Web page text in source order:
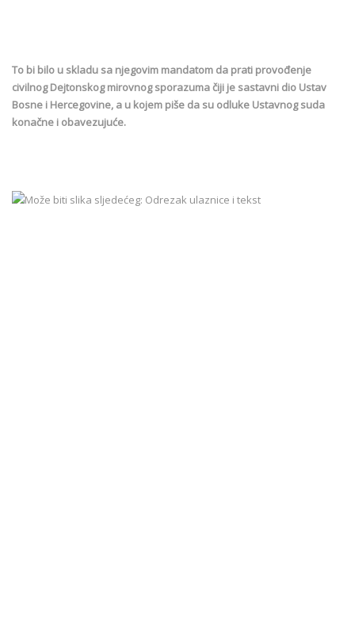
To bi bilo u skladu sa njegovim mandatom da prati provođenje
civilnog Dejtonskog mirovnog sporazuma čiji je sastavni dio Ustav
Bosne i Hercegovine, a u kojem piše da su odluke Ustavnog suda
konačne i obavezujuće.